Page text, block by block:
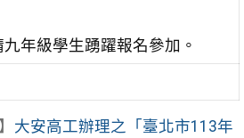
年級學生踴躍報名參加。
大安高工辦理之「臺北市113年